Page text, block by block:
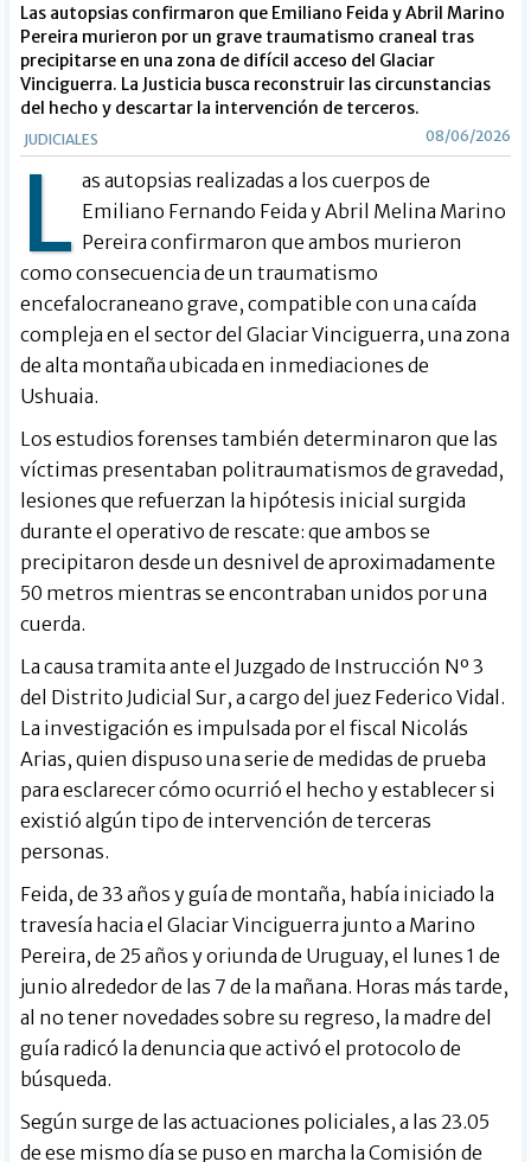
Las autopsias confirmaron que Emiliano Feida y Abril Marino
Pereira murieron por un grave traumatismo craneal tras
precipitarse en una zona de difícil acceso del Glaciar
Vinciguerra. La Justicia busca reconstruir las circunstancias
del hecho y descartar la intervención de terceros.
JUDICIALES 08/06/2026
L as autopsias realizadas a los cuerpos de
Emiliano Fernando Feida y Abril Melina Marino
Pereira confirmaron que ambos murieron
como consecuencia de un traumatismo
encefalocraneano grave, compatible con una caída
compleja en el sector del Glaciar Vinciguerra, una zona
de alta montaña ubicada en inmediaciones de
Ushuaia.
Los estudios forenses también determinaron que las
víctimas presentaban politraumatismos de gravedad,
lesiones que refuerzan la hipótesis inicial surgida
durante el operativo de rescate: que ambos se
precipitaron desde un desnivel de aproximadamente
50 metros mientras se encontraban unidos por una
cuerda.
La causa tramita ante el Juzgado de Instrucción Nº 3
del Distrito Judicial Sur, a cargo del juez Federico Vidal.
La investigación es impulsada por el fiscal Nicolás
Arias, quien dispuso una serie de medidas de prueba
para esclarecer cómo ocurrió el hecho y establecer si
existió algún tipo de intervención de terceras
personas.
Feida, de 33 años y guía de montaña, había iniciado la
travesía hacia el Glaciar Vinciguerra junto a Marino
Pereira, de 25 años y oriunda de Uruguay, el lunes 1 de
junio alrededor de las 7 de la mañana. Horas más tarde,
al no tener novedades sobre su regreso, la madre del
guía radicó la denuncia que activó el protocolo de
búsqueda.
Según surge de las actuaciones policiales, a las 23.05
de ese mismo día se puso en marcha la Comisión de